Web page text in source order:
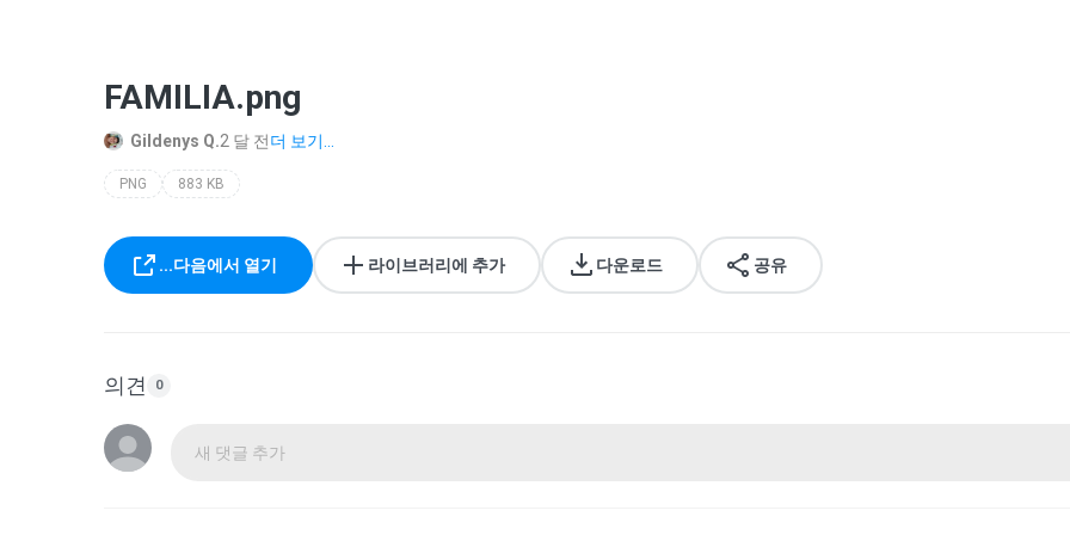
FAMILIA.png
Gildenys Q.2 달 전더 보기...
PNG 883 KB
...다음에서 열기 라이브러리에 추가 다운로드 공유
의견 0
새 댓글 추가